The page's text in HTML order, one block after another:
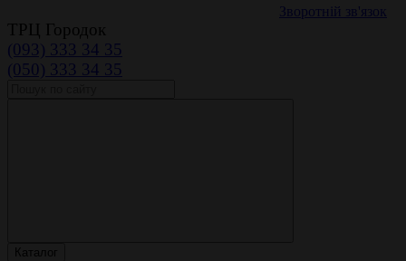
Зворотній зв'язок
ТРЦ Городок
(093) 333 34 35
(050) 333 34 35
Каталог